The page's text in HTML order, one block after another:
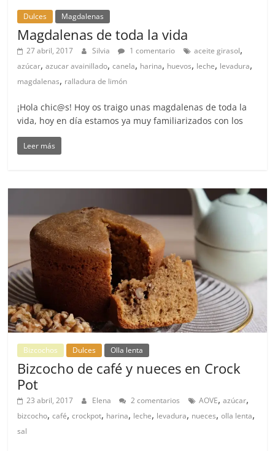
Dulces Magdalenas
Magdalenas de toda la vida
27 abril, 2017 Silvia 1 comentario aceite girasol,
azúcar,azucar avainillado,canela, harina, huevos, leche, levadura,
magdalenas, ralladura de limón
¡Hola chic@s! Hoy os traigo unas magdalenas de toda la
vida, hoy en día estamos ya muy familiarizados con los
Leer más
Bizcochos Dulces Olla lenta
Bizcocho de café y nueces en Crock
Pot
23 abril, 2017 Elena 2 comentarios AOVE,azúcar,
bizcocho,café,crockpot, harina, leche, levadura, nueces,olla lenta,
sal